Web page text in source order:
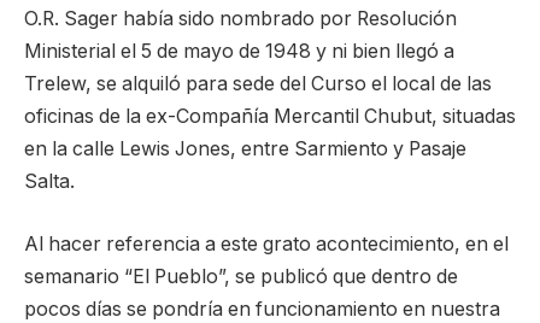
O.R. Sager había sido nombrado por Resolución
Ministerial el 5 de mayo de 1948 y ni bien llegó a
Trelew, se alquiló para sede del Curso el local de las
oficinas de la ex-Compañía Mercantil Chubut, situadas
en la calle Lewis Jones, entre Sarmiento y Pasaje
Salta.
Al hacer referencia a este grato acontecimiento, en el
semanario “El Pueblo”, se publicó que dentro de
pocos días se pondría en funcionamiento en nuestra